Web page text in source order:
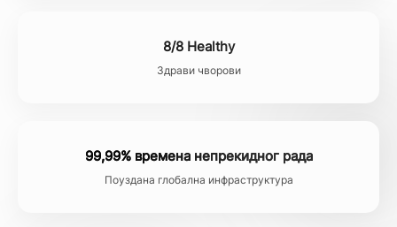
8/8 Healthy
Здрави чворови
99,99% времена непрекидног рада
Поуздана глобална инфраструктура